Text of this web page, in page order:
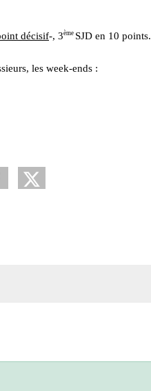
décisif-, 3ème SJD en 10 points.
les week-ends :